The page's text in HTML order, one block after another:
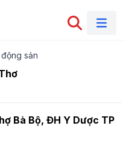
sản
Bà Bộ, ĐH Y Dược TP